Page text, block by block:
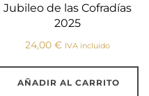
Jubileo de las Cofradías
2025
24,00€ IVA incluido
AÑADIR AL CARRITO